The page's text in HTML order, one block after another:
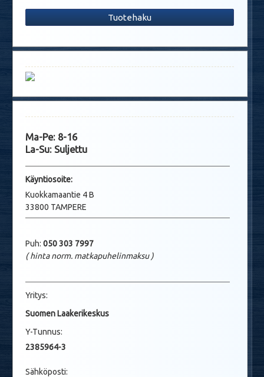
Tuotehaku
Ma-Pe: 8-16
La-Su: Suljettu
Käyntiosoite:
Kuokkamaantie 4 B
33800 TAMPERE
Puh: 050 303 7997
( hinta norm. matkapuhelinmaksu )
Yritys:
Suomen Laakerikeskus
Y-Tunnus:
2385964-3
Sähköposti: